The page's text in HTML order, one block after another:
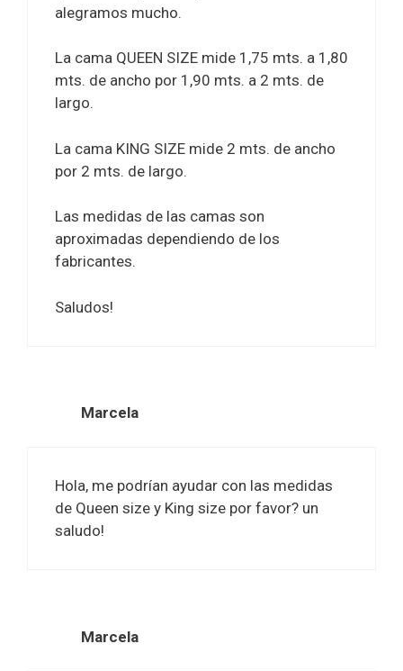
alegramos mucho.
La cama QUEEN SIZE mide 1,75 mts. a 1,80
mts. de ancho por 1,90 mts. a 2 mts. de
largo.
La cama KING SIZE mide 2 mts. de ancho
por 2 mts. de largo.
Las medidas de las camas son
aproximadas dependiendo de los
fabricantes.
Saludos!
Marcela
Hola, me podrían ayudar con las medidas
de Queen size y King size por favor? un
saludo!
Marcela